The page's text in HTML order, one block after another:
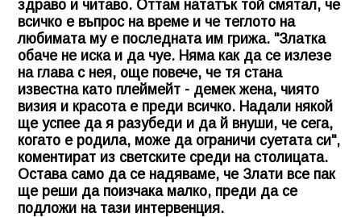
здраво и читаво. Оттам нататък той смятал, че
всичко е въпрос на време и че теглото на
любимата му е последната им грижа. "Златка
обаче не иска и да чуе. Няма как да се излезе
на глава с нея, още повече, че тя стана
известна като плеймейт - демек жена, чиято
визия и красота е преди всичко. Надали някой
ще успее да я разубеди и да й внуши, че сега,
когато е родила, може да ограничи суетата си",
коментират из светските среди на столицата.
Остава само да се надяваме, че Злати все пак
ще реши да поизчака малко, преди да се
подложи на тази интервенция.